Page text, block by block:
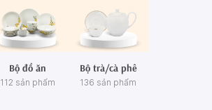
Bộ đồ ăn
112 sản phẩm
Bộ trà/cà phê
136 sản phẩm